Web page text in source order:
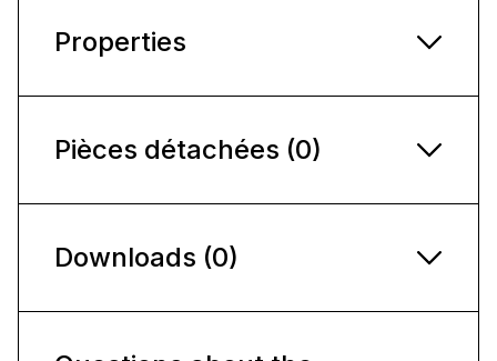
Properties
Pièces détachées (0)
Downloads (0)